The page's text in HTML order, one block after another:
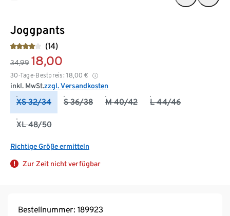
Joggpants
(14)
34,99 18,00
30-Tage-Bestpreis: 18,00 €
inkl. MwSt.zzgl. Versandkosten
XS 32/34 S 36/38 M 40/42 L 44/46
XL 48/50
Richtige Größe ermitteln
Zur Zeit nicht verfügbar
Bestellnummer: 189923